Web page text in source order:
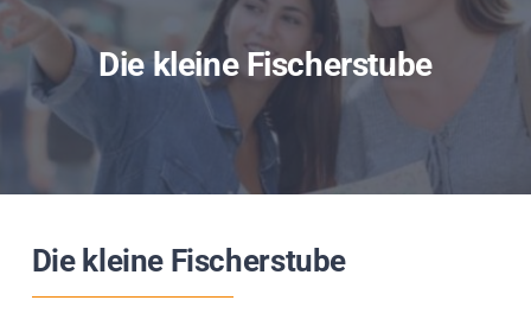
Service
News
Impressionen
Die kleine Fischerstube
Die kleine Fischerstube